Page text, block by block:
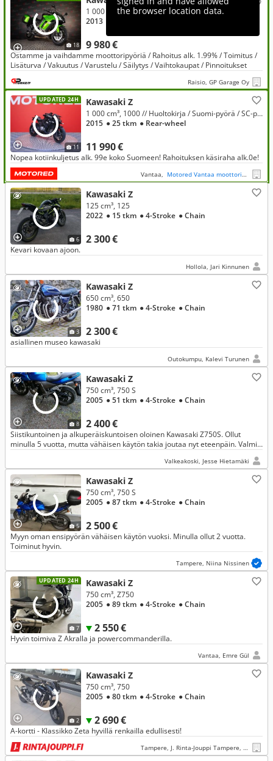
the browser location data.
18 9 980 €
1 000 cm³, 1000 SX
2013
Ostamme ja vaihdamme moottoripyöriä / Rahoitus alk. 1.99% / Toimitus /
Lisäturva / Vakuutus / Varustelu / Säilytys / Vaihtokaupat / Pinnoitukset
Raisio, GP Garage Oy
UPDATED 24H
11
Kawasaki Z
11 990 €
1 000 cm³, 1000 // Huoltokirja / Suomi-pyörä / SC-project //
2015 ● 25 tkm ● Rear-wheel
Nopea kotiinkuljetus alk. 99e koko Suomeen! Rahoituksen käsiraha alk.0e!
Vantaa, Motored Vantaa moottoripyörät
6
Kawasaki Z
2 300 €
125 cm³, 125
2022 ● 15 tkm ● 4-Stroke ● Chain
Kevari kovaan ajoon.
Hollola, Jari Kinnunen
3
Kawasaki Z
2 300 €
650 cm³, 650
1980 ● 71 tkm ● 4-Stroke ● Chain
asiallinen museo kawasaki
Outokumpu, Kalevi Turunen
8
Kawasaki Z
2 400 €
750 cm³, 750 S
2005 ● 51 tkm ● 4-Stroke ● Chain
Siistikuntoinen ja alkuperäiskuntoisen oloinen Kawasaki Z750S. Ollut
minulla 5 vuotta, mutta vähäisen käytön takia joutaa nyt eteenpäin. Valmis
Valkeakoski, Jesse Hietamäki
5
Kawasaki Z
2 500 €
750 cm³, 750 S
2005 ● 87 tkm ● 4-Stroke ● Chain
Myyn oman ensipyörän vähäisen käytön vuoksi. Minulla ollut 2 vuotta.
Toiminut hyvin.
Tampere, Niina Nissinen
UPDATED 24H
7
Kawasaki Z
2 550 €
750 cm³, Z750
2005 ● 89 tkm ● 4-Stroke ● Chain
Hyvin toimiva Z Akralla ja powercommanderilla.
Vantaa, Emre Gül
2
Kawasaki Z
2 690 €
750 cm³, 750
2005 ● 80 tkm ● 4-Stroke ● Chain
A-kortti - Klassikko Zeta hyvillä renkailla edullisesti!
Tampere, J. Rinta-Jouppi Tampere, Lielahti